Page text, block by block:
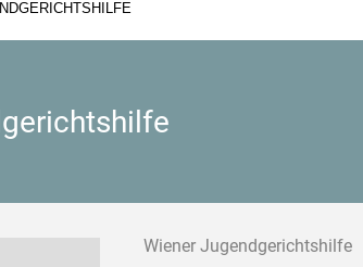
Wiener Jugendgerichtshilfe